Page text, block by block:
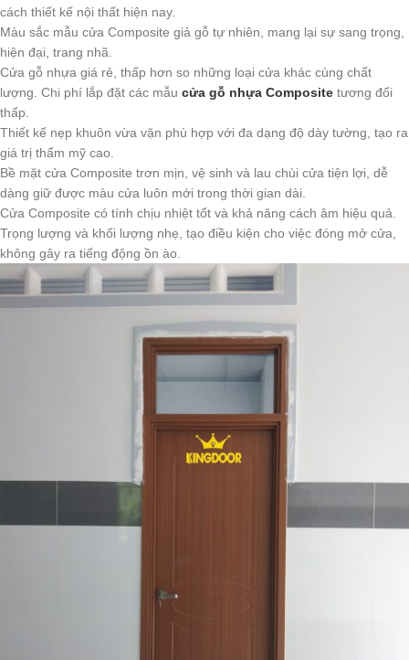
cách thiết kế nội thất hiện nay.
Màu sắc mẫu cửa Composite giả gỗ tự nhiên, mang lại sự sang trọng,
hiện đại, trang nhã.
Cửa gỗ nhựa giá rẻ, thấp hơn so những loại cửa khác cùng chất
lượng. Chi phí lắp đặt các mẫu cửa gỗ nhựa Composite tương đối
thấp.
Thiết kế nẹp khuôn vừa vặn phù hợp với đa dạng độ dày tường, tạo ra
giá trị thẩm mỹ cao.
Bề mặt cửa Composite trơn mịn, vệ sinh và lau chùi cửa tiện lợi, dễ
dàng giữ được màu cửa luôn mới trong thời gian dài.
Cửa Composite có tính chịu nhiệt tốt và khả năng cách âm hiệu quả.
Trọng lượng và khối lượng nhẹ, tạo điều kiện cho việc đóng mở cửa,
không gây ra tiếng động ồn ào.